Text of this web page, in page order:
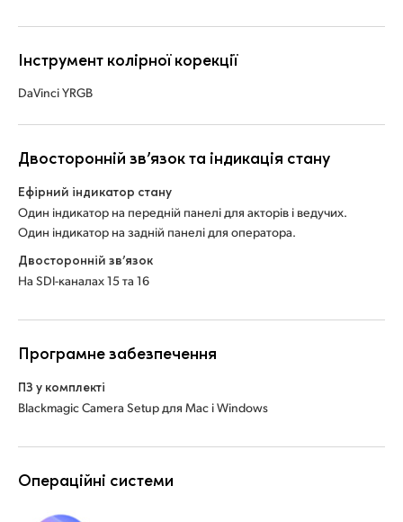
Інструмент колірної корекції
DaVinci YRGB
Двосторонній зв’язок та індикація стану
Ефірний індикатор стану
Один індикатор на передній панелі для акторів і ведучих.
Один індикатор на задній панелі для оператора.
Двосторонній зв’язок
На SDI-каналах 15 та 16
Програмне забезпечення
ПЗ у комплекті
Blackmagic Camera Setup для Mac і Windows
Операційні системи